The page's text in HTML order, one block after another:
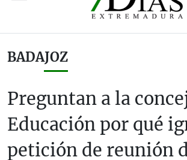
BADAJOZ
Preguntan a la
Educación por qué
petición de reunión